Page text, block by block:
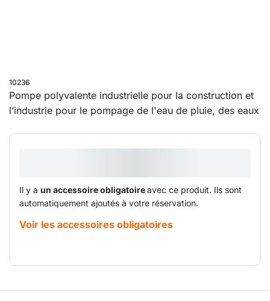
10236
Pompe polyvalente industrielle pour la construction et
l’industrie pour le pompage de l'eau de pluie, des eaux
l'assainissement.
Il y a un accessoire obligatoireavec ce produit. Ils sont
automatiquement ajoutés à votre réservation.
Voir les accessoires obligatoires